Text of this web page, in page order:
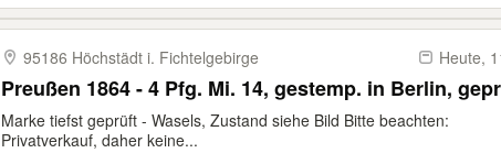
95186 Höchstädt i. Fichtelgebirge Heute,
Preußen 1864 - 4 Pfg. Mi. 14, gestemp. in Berlin,
Marke tiefst geprüft - Wasels, Zustand siehe Bild Bitte beachten:
Privatverkauf, daher keine...